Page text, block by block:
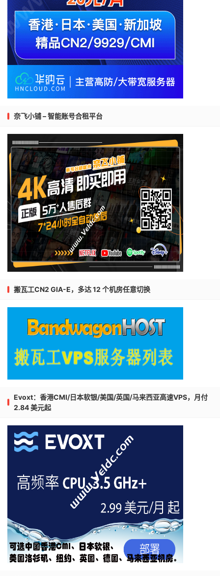
奈飞小铺 – 智能账号合租平台
搬瓦工CN2 GIA-E，多达 12 个机房任意切换
Evoxt：香港CMI/日本软银/美国/英国/马来西亚高速VPS，月付
2.84 美元起